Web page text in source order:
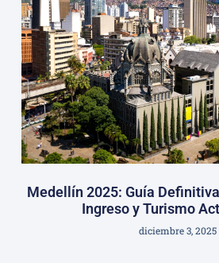
Medellín 2025: Guía
Ingreso y Turismo
diciembre 3, 2025